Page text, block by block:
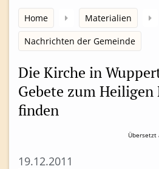
Home
Materialien
Nachrichten der Gemeinde
Die Kirche in
Gebete zum Heiligen
finden
Übersetzt
19.12.2011